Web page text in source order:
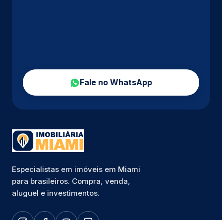
Fale no WhatsApp
Especialistas em imóveis em Miami
para brasileiros. Compra, venda,
aluguel e investimentos.